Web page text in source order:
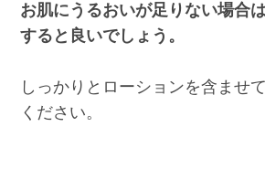
お肌にうるおいが足りない場合
すると良いでしょう。
しっかりとローションを含ませ
ください。